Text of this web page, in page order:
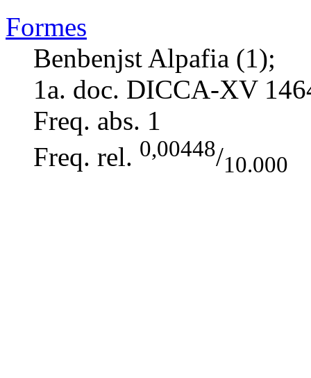
Formes
Benbenjst Alpafia (1);
1a. doc. DICCA-XV
Freq. abs. 1
Freq. rel. 0,00448/10.000